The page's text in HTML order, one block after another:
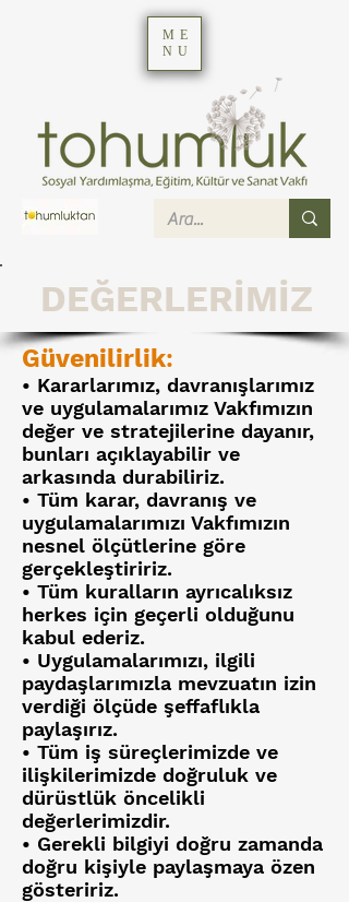
ME
NU
DEĞERLERİMİZ
Güvenilirlik:
• Kararlarımız, davranışlarımız
ve uygulamalarımız Vakfımızın
değer ve stratejilerine dayanır,
bunları açıklayabilir ve
arkasında durabiliriz.
• Tüm karar, davranış ve
uygulamalarımızı Vakfımızın
nesnel ölçütlerine göre
gerçekleştiririz.
• Tüm kuralların ayrıcalıksız
herkes için geçerli olduğunu
kabul ederiz.
• Uygulamalarımızı, ilgili
paydaşlarımızla mevzuatın izin
verdiği ölçüde şeffaflıkla
paylaşırız.
• Tüm iş süreçlerimizde ve
ilişkilerimizde doğruluk ve
dürüstlük öncelikli
değerlerimizdir.
• Gerekli bilgiyi doğru zamanda
doğru kişiyle paylaşmaya özen
gösteririz.